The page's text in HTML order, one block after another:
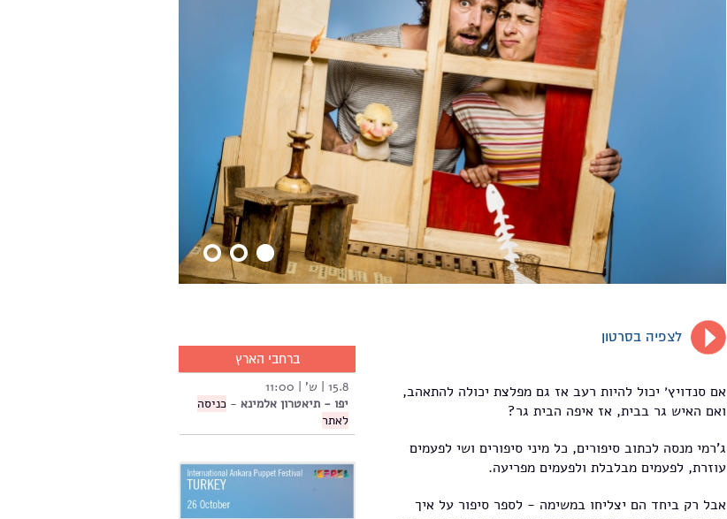
לצפיה בסרטון
אם סנדויץ׳ יכול להיות רעב אז גם מפלצת יכולה להתאהב,
ואם האיש גר בבית, אז איפה הבית גר?
ג'רמי מנסה לכתוב סיפורים, כל מיני סיפורים ושי לפעמים
עוזרת, לפעמים מבלבלת ולפעמים מפריעה.
אבל רק ביחד הם יצליחו במשימה - לספר סיפור על איך
ברחבי הארץ
15.8 | ש' | 11:00
יפו - תיאטרון אלמינא - כניסה
לאתר